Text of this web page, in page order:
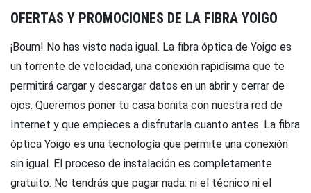
OFERTAS Y PROMOCIONES DE LA FIBRA YOIGO
¡Boum! No has visto nada igual. La fibra óptica de Yoigo es
un torrente de velocidad, una conexión rapidísima que te
permitirá cargar y descargar datos en un abrir y cerrar de
ojos. Queremos poner tu casa bonita con nuestra red de
Internet y que empieces a disfrutarla cuanto antes. La fibra
óptica Yoigo es una tecnología que permite una conexión
sin igual. El proceso de instalación es completamente
gratuito. No tendrás que pagar nada: ni el técnico ni el